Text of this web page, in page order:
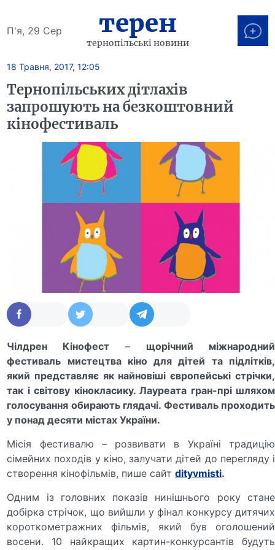
П'я, 29 Сер терен
тернопільські новини
18 Травня, 2017, 12:05
Тернопільських дітлахів
запрошують на безкоштовний
кінофестиваль
Чілдрен Кінофест – щорічний міжнародний
фестиваль мистецтва кіно для дітей та підлітків,
який представляє як найновіші європейські стрічки,
так і світову кінокласику. Лауреата гран-прі шляхом
голосування обирають глядачі. Фестиваль проходить
у понад десяти містах України.
Місія фестивалю – розвивати в Україні традицію
сімейних походів у кіно, залучати дітей до перегляду і
створення кінофільмів, пише сайтdityvmisti.
Одним із головних показів нинішнього року стане
добірка стрічок, що вийшли у фінал конкурсу дитячих
короткометражних фільмів, який був оголошений
восени. 10 найкращих картин-конкурсантів будуть